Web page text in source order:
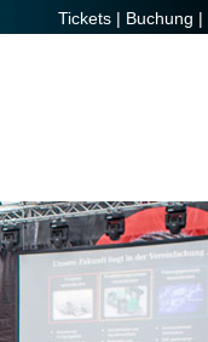
Buchung |
Tickets |